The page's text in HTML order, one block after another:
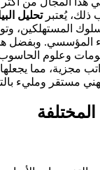
ذلك، يُعتبر
المستهلكين،
المؤسسي. وبفضل
وعلوم الحاسوب
مما يجعلها
مستقر ومليء